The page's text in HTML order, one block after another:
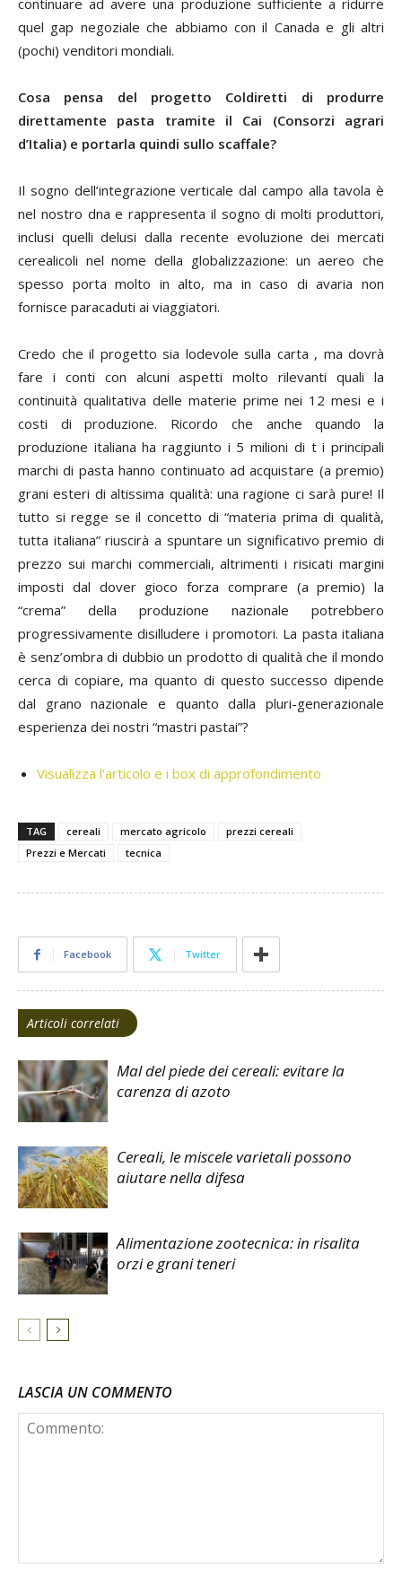
quel gap negoziale che abbiamo con il Canada e gli altri
(pochi) venditori mondiali.
Cosa pensa del progetto Coldiretti di produrre
direttamente pasta tramite il Cai (Consorzi agrari
d’Italia) e portarla quindi sullo scaffale?
Il sogno dell’integrazione verticale dal campo alla tavola è
nel nostro dna e rappresenta il sogno di molti produttori,
inclusi quelli delusi dalla recente evoluzione dei mercati
cerealicoli nel nome della globalizzazione: un aereo che
spesso porta molto in alto, ma in caso di avaria non
fornisce paracaduti ai viaggiatori.
Credo che il progetto sia lodevole sulla carta , ma dovrà
fare i conti con alcuni aspetti molto rilevanti quali la
continuità qualitativa delle materie prime nei 12 mesi e i
costi di produzione. Ricordo che anche quando la
produzione italiana ha raggiunto i 5 milioni di t i principali
marchi di pasta hanno continuato ad acquistare (a premio)
grani esteri di altissima qualità: una ragione ci sarà pure! Il
tutto si regge se il concetto di “materia prima di qualità,
tutta italiana” riuscirà a spuntare un significativo premio di
prezzo sui marchi commerciali, altrimenti i risicati margini
imposti dal dover gioco forza comprare (a premio) la
“crema” della produzione nazionale potrebbero
progressivamente disilludere i promotori. La pasta italiana
è senz’ombra di dubbio un prodotto di qualità che il mondo
cerca di copiare, ma quanto di questo successo dipende
dal grano nazionale e quanto dalla pluri-generazionale
esperienza dei nostri “mastri pastai”?
Visualizza l'articolo e i box di approfondimento
TAG cereali mercato agricolo
prezzi cereali
Prezzi e Mercati
tecnica
Facebook Twitter
Articoli correlati
Mal del piede dei cereali: evitare la
carenza di azoto
Cereali, le miscele varietali possono
aiutare nella difesa
Alimentazione zootecnica: in risalita
orzi e grani teneri
LASCIA UN COMMENTO